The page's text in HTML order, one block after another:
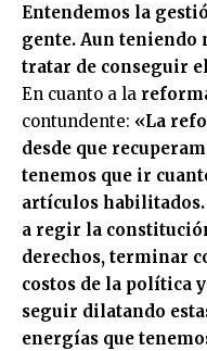
Entendemos la
gente. Aun teniendo
tratar de conseguir
En cuanto a la
contundente: «La
desde que
tenemos que ir
artículos
a regir la
derechos, terminar
costos de la política
seguir dilatando
energías que